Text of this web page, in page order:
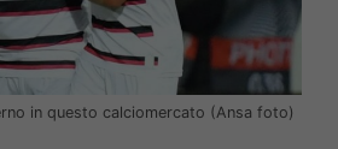
in questo calciomercato (Ansa foto)